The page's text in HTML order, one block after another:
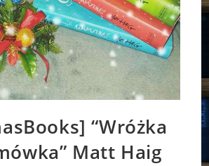
“Wróżka
Matt Haig